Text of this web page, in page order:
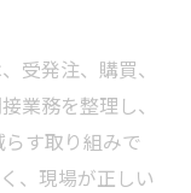
受発注、購買、
業務を整理し、
らす取り組みで
、現場が正しい